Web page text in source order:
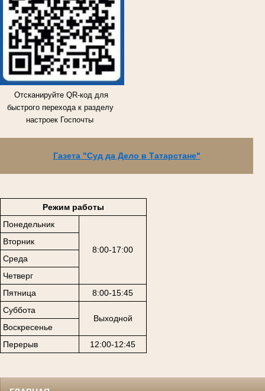
Отсканируйте QR-код для
быстрого перехода к разделу
настроек Госпочты
Газета "Суд да Дело в Татарстане"
Режим работы
Понедельник
8:00-17:00
Вторник
Среда
Четверг
Пятница
8:00-15:45
Суббота
Выходной
Воскресенье
Перерыв
12:00-12:45